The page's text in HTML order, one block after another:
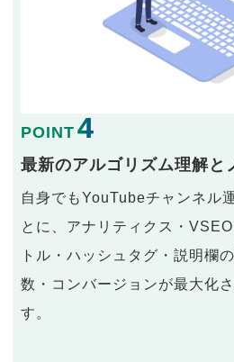
POINT 4
最新のアルゴリズム理解と
自身でもYouTubeチャンネル
とに、アナリティクス・
トル・ハッシュタグ・説明欄
数・コンバージョンが最大化
す。